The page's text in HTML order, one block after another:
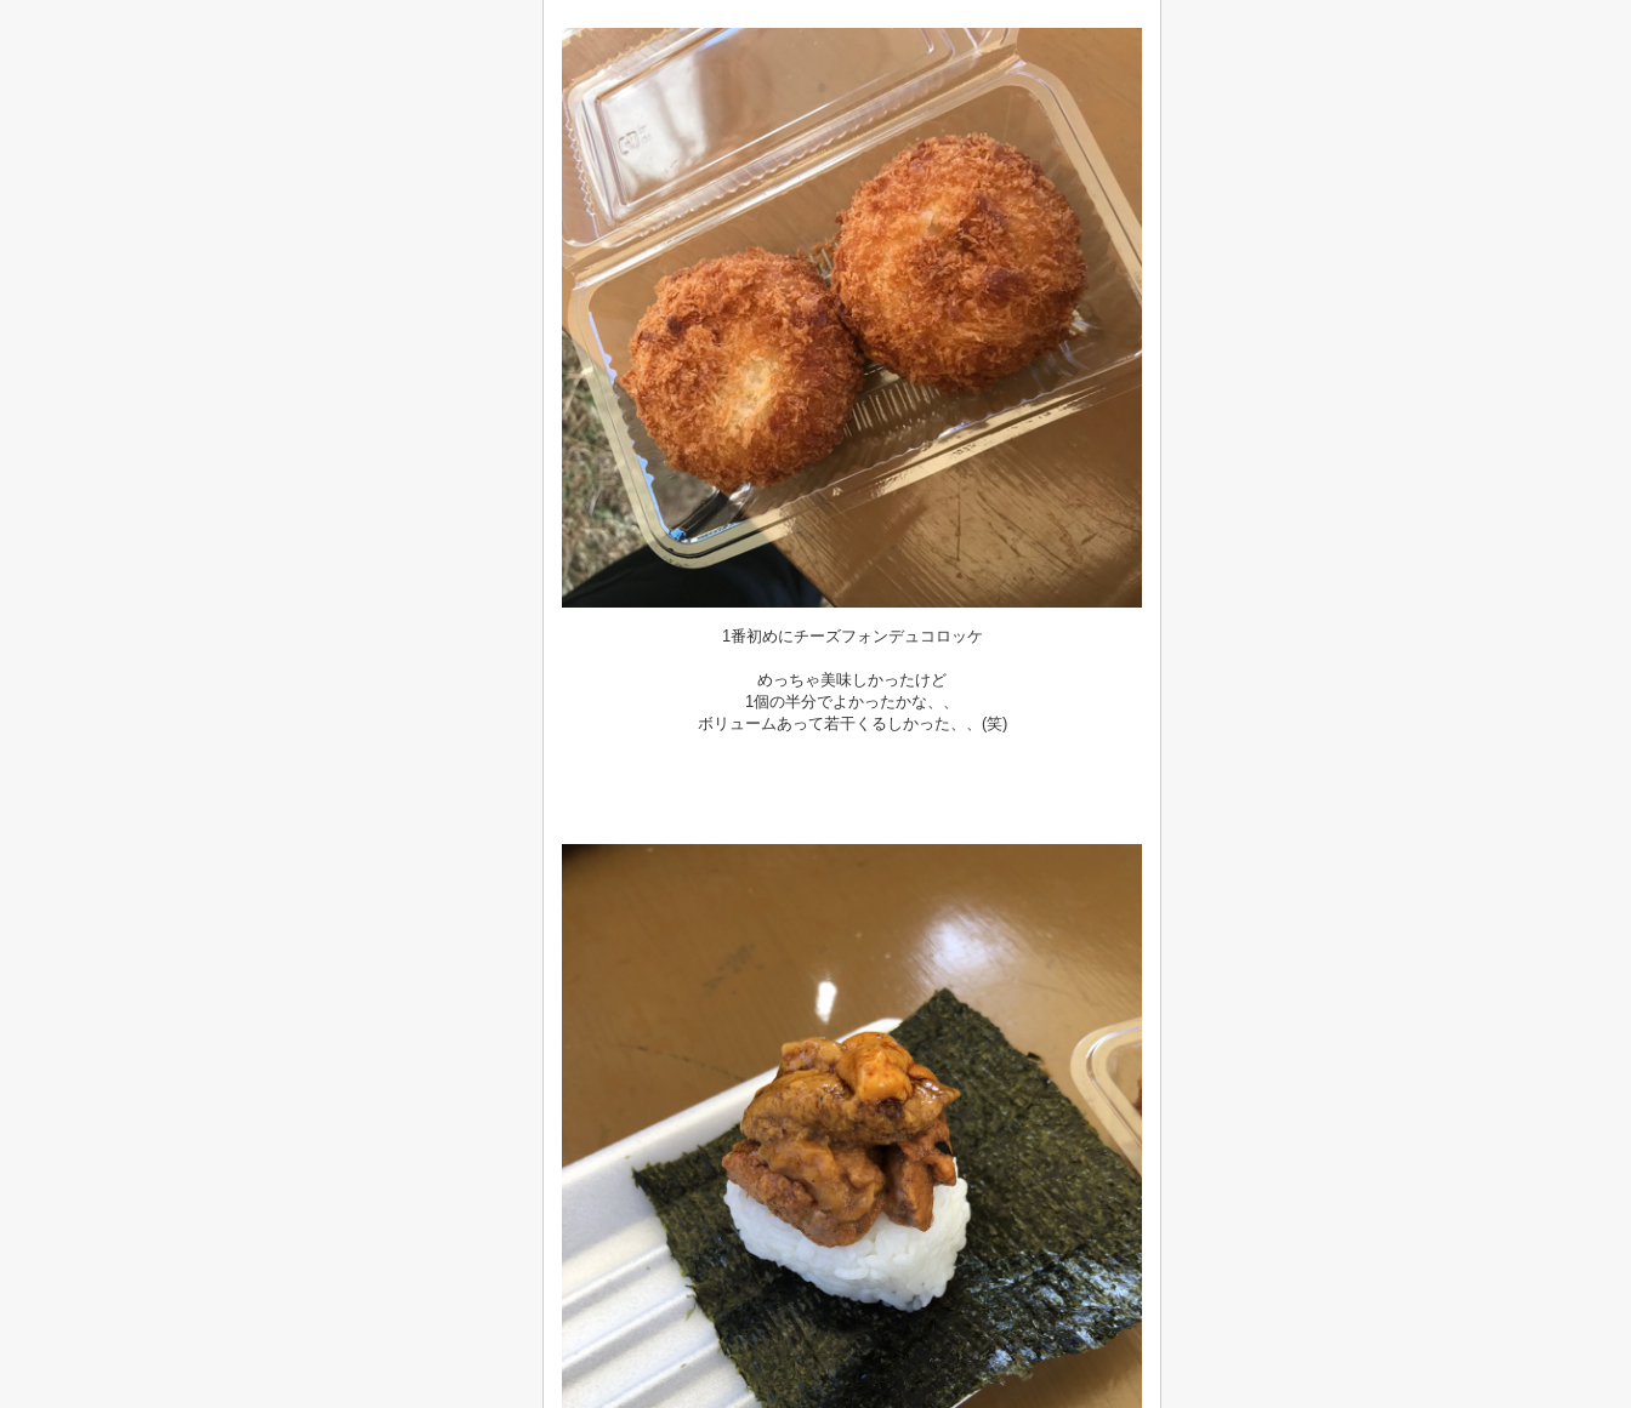
1番初めにチーズフォンデュコロッケ
めっちゃ美味しかったけど
1個の半分でよかったかな、、
ボリュームあって若干くるしかった、、(笑)